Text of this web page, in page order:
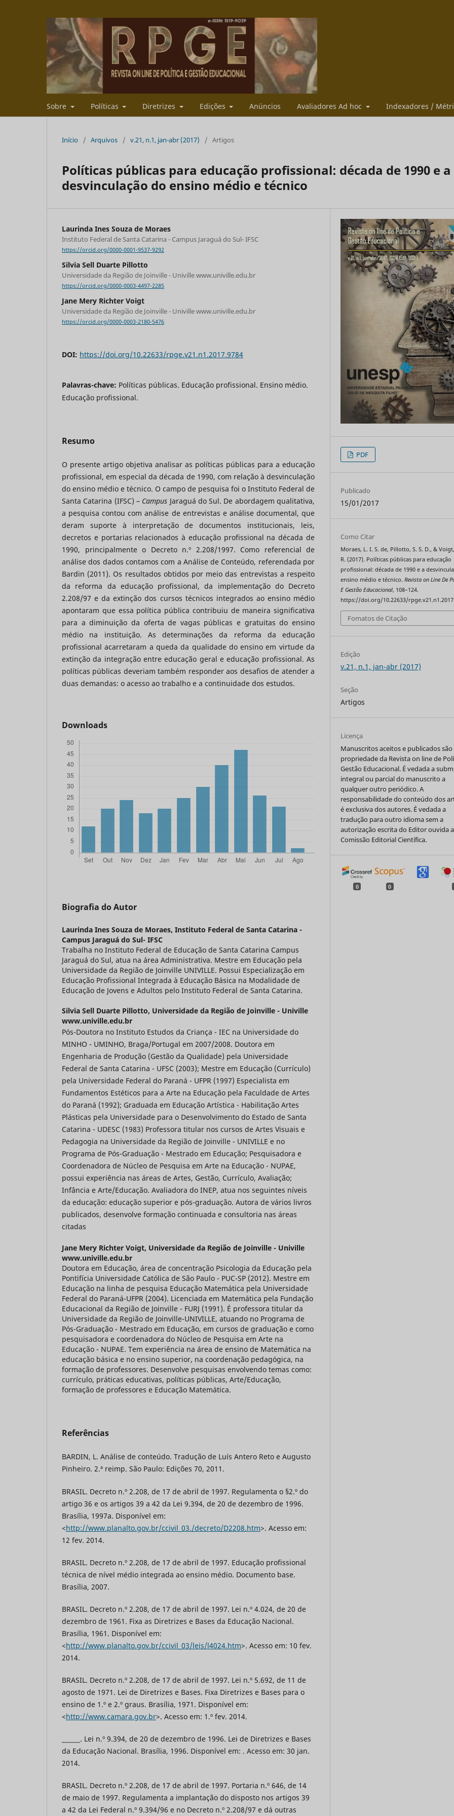
Sobre Políticas Diretrizes Edições Anúncios Avaliadores Ad hoc Indexadores /
Início / Arquivos / v.21, n.1, jan-abr (2017) / Artigos
Políticas públicas para educação profissional: década de 1990 e a
desvinculação do ensino médio e técnico
Laurinda Ines Souza de Moraes
Instituto Federal de Santa Catarina - Campus Jaraguá do Sul- IFSC
https://orcid.org/0000-0001-9537-9292
Silvia Sell Duarte Pillotto
Universidade da Região de Joinville - Univille www.univille.edu.br
https://orcid.org/0000-0003-4497-2285
Jane Mery Richter Voigt
Universidade da Região de Joinville - Univille www.univille.edu.br
https://orcid.org/0000-0003-2180-5476
DOI: https://doi.org/10.22633/rpge.v21.n1.2017.9784
Palavras-chave: Políticas públicas. Educação profissional. Ensino médio.
Educação profissional.
Resumo
O presente artigo objetiva analisar as políticas públicas para a educação
profissional, em especial da década de 1990, com relação à desvinculação
do ensino médio e técnico. O campo de pesquisa foi o Instituto Federal de
Santa Catarina (IFSC) – Campus Jaraguá do Sul. De abordagem qualitativa,
a pesquisa contou com análise de entrevistas e análise documental, que
deram suporte à interpretação de documentos institucionais, leis,
decretos e portarias relacionados à educação profissional na década de
1990, principalmente o Decreto n.º 2.208/1997. Como referencial de
análise dos dados contamos com a Análise de Conteúdo, referendada por
Bardin (2011). Os resultados obtidos por meio das entrevistas a respeito
da reforma da educação profissional, da implementação do Decreto
2.208/97 e da extinção dos cursos técnicos integrados ao ensino médio
apontaram que essa política pública contribuiu de maneira significativa
para a diminuição da oferta de vagas públicas e gratuitas do ensino
médio na instituição. As determinações da reforma da educação
profissional acarretaram a queda da qualidade do ensino em virtude da
extinção da integração entre educação geral e educação profissional. As
políticas públicas deveriam também responder aos desafios de atender a
duas demandas: o acesso ao trabalho e a continuidade dos estudos.
Downloads
Biografia do Autor
Laurinda Ines Souza de Moraes, Instituto Federal de Santa Catarina -
Campus Jaraguá do Sul- IFSC
Trabalha no Instituto Federal de Educação de Santa Catarina Campus
Jaraguá do Sul, atua na área Administrativa. Mestre em Educação pela
Universidade da Região de Joinville UNIVILLE. Possui Especialização em
Educação Profissional Integrada à Educação Básica na Modalidade de
Educação de Jovens e Adultos pelo Instituto Federal de Santa Catarina.
Silvia Sell Duarte Pillotto, Universidade da Região de Joinville - Univille
www.univille.edu.br
Pós-Doutora no Instituto Estudos da Criança - IEC na Universidade do
MINHO - UMINHO, Braga/Portugal em 2007/2008. Doutora em
Engenharia de Produção (Gestão da Qualidade) pela Universidade
Federal de Santa Catarina - UFSC (2003); Mestre em Educação (Currículo)
pela Universidade Federal do Paraná - UFPR (1997) Especialista em
Fundamentos Estéticos para a Arte na Educação pela Faculdade de Artes
do Paraná (1992); Graduada em Educação Artística - Habilitação Artes
Plásticas pela Universidade para o Desenvolvimento do Estado de Santa
Catarina - UDESC (1983) Professora titular nos cursos de Artes Visuais e
Pedagogia na Universidade da Região de Joinville - UNIVILLE e no
Programa de Pós-Graduação - Mestrado em Educação; Pesquisadora e
Coordenadora de Núcleo de Pesquisa em Arte na Educação - NUPAE,
possui experiência nas áreas de Artes, Gestão, Currículo, Avaliação;
Infância e Arte/Educação. Avaliadora do INEP, atua nos seguintes níveis
da educação: educação superior e pós-graduação. Autora de vários livros
publicados, desenvolve formação continuada e consultoria nas áreas
citadas
Jane Mery Richter Voigt, Universidade da Região de Joinville - Univille
www.univille.edu.br
Doutora em Educação, área de concentração Psicologia da Educação pela
Pontifícia Universidade Católica de São Paulo - PUC-SP (2012). Mestre em
Educação na linha de pesquisa Educação Matemática pela Universidade
Federal do Paraná-UFPR (2004). Licenciada em Matemática pela Fundação
Educacional da Região de Joinville - FURJ (1991). É professora titular da
Universidade da Região de Joinville-UNIVILLE, atuando no Programa de
Pós-Graduação - Mestrado em Educação, em cursos de graduação e como
pesquisadora e coordenadora do Núcleo de Pesquisa em Arte na
Educação - NUPAE. Tem experiência na área de ensino de Matemática na
educação básica e no ensino superior, na coordenação pedagógica, na
formação de professores. Desenvolve pesquisas envolvendo temas como:
currículo, práticas educativas, políticas públicas, Arte/Educação,
formação de professores e Educação Matemática.
Referências
BARDIN, L. Análise de conteúdo. Tradução de Luís Antero Reto e Augusto
Pinheiro. 2.ª reimp. São Paulo: Edições 70, 2011.
BRASIL. Decreto n.º 2.208, de 17 de abril de 1997. Regulamenta o §2.º do
artigo 36 e os artigos 39 a 42 da Lei 9.394, de 20 de dezembro de 1996.
Brasília, 1997a. Disponível em:
<http://www.planalto.gov.br/ccivil_03./decreto/D2208.htm>. Acesso em:
12 fev. 2014.
BRASIL. Decreto n.º 2.208, de 17 de abril de 1997. Educação profissional
técnica de nível médio integrada ao ensino médio. Documento base.
Brasília, 2007.
BRASIL. Decreto n.º 2.208, de 17 de abril de 1997. Lei n.º 4.024, de 20 de
dezembro de 1961. Fixa as Diretrizes e Bases da Educação Nacional.
Brasília, 1961. Disponível em:
<http://www.planalto.gov.br/ccivil_03/leis/l4024.htm>. Acesso em: 10 fev.
2014.
BRASIL. Decreto n.º 2.208, de 17 de abril de 1997. Lei n.º 5.692, de 11 de
agosto de 1971. Lei de Diretrizes e Bases. Fixa Diretrizes e Bases para o
ensino de 1.º e 2.º graus. Brasília, 1971. Disponível em:
<http://www.camara.gov.br>. Acesso em: 1.º fev. 2014.
______. Lei n.º 9.394, de 20 de dezembro de 1996. Lei de Diretrizes e Bases
da Educação Nacional. Brasília, 1996. Disponível em: . Acesso em: 30 jan.
2014.
BRASIL. Decreto n.º 2.208, de 17 de abril de 1997. Portaria n.º 646, de 14
de maio de 1997. Regulamenta a implantação do disposto nos artigos 39
a 42 da Lei Federal n.º 9.394/96 e no Decreto n.º 2.208/97 e dá outras
PDF
Publicado
15/01/2017
Como Citar
Moraes, L. I. S. de, Pillotto, S. S. D., &
R. (2017). Políticas públicas para educação
profissional: década de 1990 e a
ensino médio e técnico.Revista on Line De
E Gestão Educacional, 108–124.
https://doi.org/10.22633/
Fomatos de Citação
Edição
v.21, n.1, jan-abr (2017)
Seção
Artigos
Licença
Manuscritos aceitos e publicados são
propriedade da Revista on line de
Gestão Educacional. É vedada a
integral ou parcial do manuscrito a
qualquer outro periódico. A
responsabilidade do conteúdo dos
é exclusiva dos autores. É vedada a
tradução para outro idioma sem a
autorização escrita do Editor ouvida a
Comissão Editorial Científica.
0 0